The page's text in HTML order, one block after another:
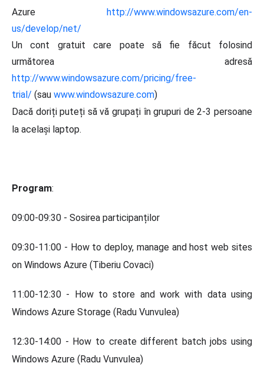
Azure http://www.windowsazure.com/en-
us/develop/net/
Un cont gratuit care poate să fie făcut folosind
următorea adresă
http://www.windowsazure.com/pricing/free-
trial/ (sau www.windowsazure.com)
Dacă doriți puteți să vă grupați în grupuri de 2-3 persoane
la același laptop.
Program:
09:00-09:30 - Sosirea participanților
09:30-11:00 - How to deploy, manage and host web sites
on Windows Azure (Tiberiu Covaci)
11:00-12:30 - How to store and work with data using
Windows Azure Storage (Radu Vunvulea)
12:30-14:00 - How to create different batch jobs using
Windows Azure (Radu Vunvulea)